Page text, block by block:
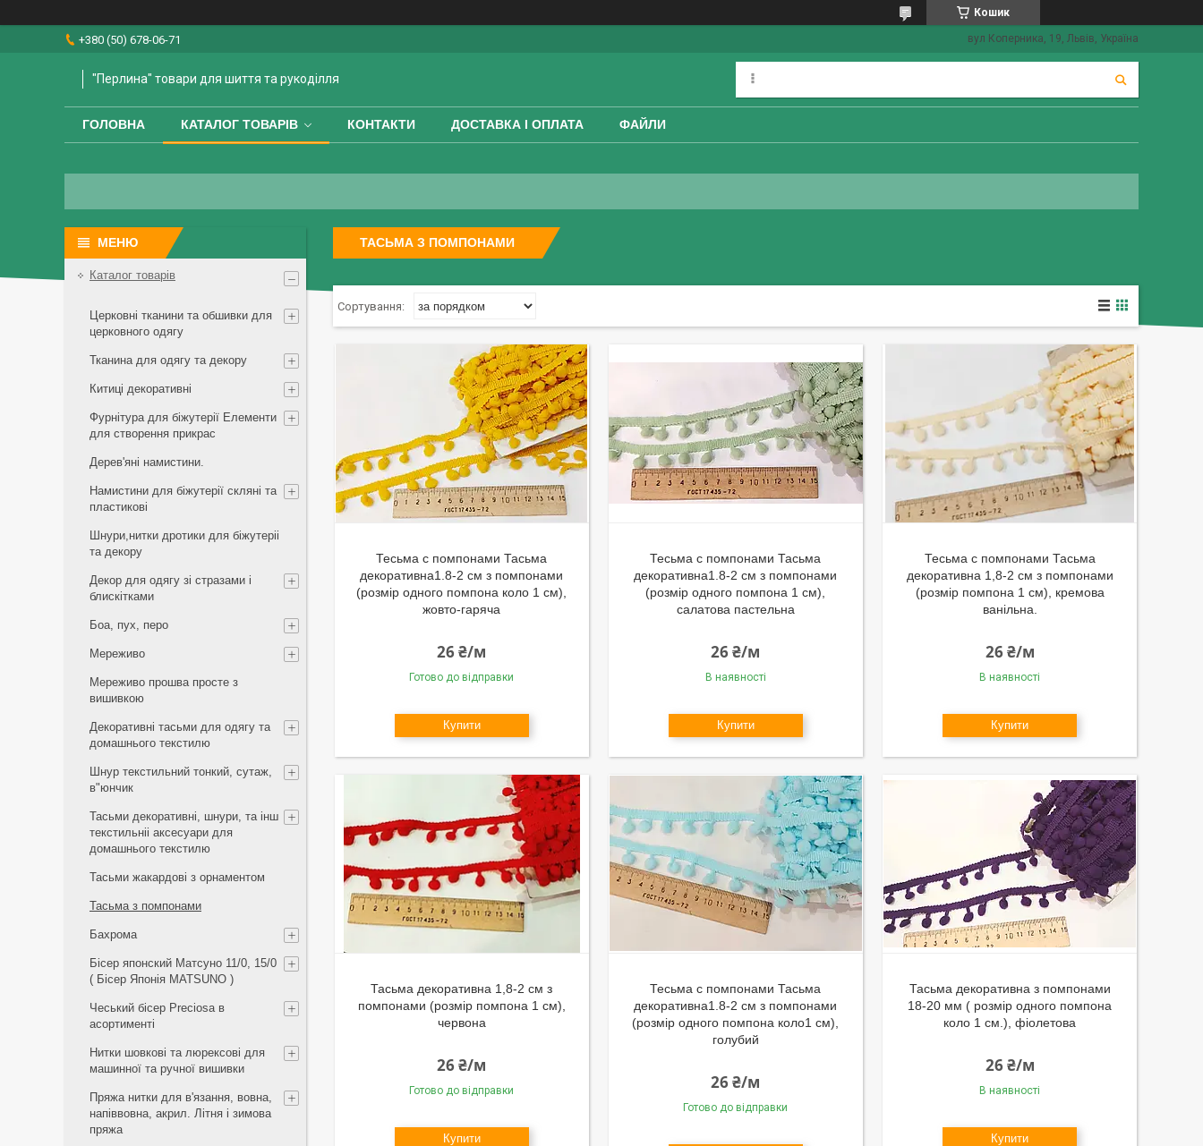
Кошик
+380 (50) 678-06-71 вул Коперника, 19, Львів, Україна
"Перлина" товари для шиття та рукоділля
ГОЛОВНА КАТАЛОГ ТОВАРІВ КОНТАКТИ ДОСТАВКА І ОПЛАТА ФАЙЛИ
ТАСЬМА З ПОМПОНАМИ
Тесьма с помпонами Тасьма
декоративна1.8-2 см з помпонами
(розмір одного помпона коло 1 см),
жовто-гаряча
26 ₴/м
Готово до відправки
Купити
Тесьма с помпонами Тасьма
декоративна1.8-2 см з помпонами
(розмір одного помпона 1 см),
салатова пастельна
26 ₴/м
В наявності
Купити
Тесьма с помпонами Тасьма
декоративна 1,8-2 см з помпонами
(розмір помпона 1 см), кремова
ванільна.
26 ₴/м
В наявності
Купити
Тасьма декоративна 1,8-2 см з
помпонами (розмір помпона 1 см),
червона
26 ₴/м
Готово до відправки
Купити
Тесьма с помпонами Тасьма
декоративна1.8-2 см з помпонами
(розмір одного помпона коло1 см),
голубий
26 ₴/м
Готово до відправки
Тасьма декоративна з помпонами
18-20 мм ( розмір одного помпона
коло 1 см.), фіолетова
26 ₴/м
В наявності
Купити
Каталог товарів
Церковні тканини та обшивки для
церковного одягу
Тканина для одягу та декору
Китиці декоративні
Фурнітура для біжутерії Елементи
для створення прикрас
Дерев'яні намистини.
Намистини для біжутерії скляні та
пластикові
Шнури,нитки дротики для біжутеріі
та декору
Декор для одягу зі стразами і
блискітками
Боа, пух, перо
Мереживо
Мереживо прошва просте з
вишивкою
Декоративні тасьми для одягу та
домашнього текстилю
Шнур текстильний тонкий, сутаж,
в"юнчик
Тасьми декоративні, шнури, та інш
текстильніі аксесуари для
домашнього текстилю
Тасьми жакардові з орнаментом
Тасьма з помпонами
Бахрома
Бісер японский Матсуно 11/0, 15/0
( Бісер Японія MATSUNO )
Чеський бісер Preciosa в
асортименті
Нитки шовкові та люрексові для
машинної та ручної вишивки
Пряжа нитки для в'язання, вовна,
напіввовна, акрил. Літня і зимова
пряжа